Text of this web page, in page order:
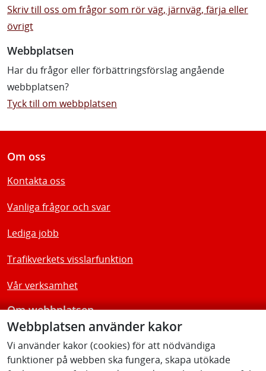
Webbplatsen använder kakor
Vi använder kakor (cookies) för att nödvändiga
funktioner på webben ska fungera, skapa utökade
Skriv till oss om frågor som rör väg, järnväg, färja eller
övrigt
Webbplatsen
Har du frågor eller förbättringsförslag angående
webbplatsen?
Tyck till om webbplatsen
Om oss
Kontakta oss
Vanliga frågor och svar
Lediga jobb
Trafikverkets visslarfunktion
Vår verksamhet
Om webbplatsen
Tillgänglighetsredogörelse
Följ oss